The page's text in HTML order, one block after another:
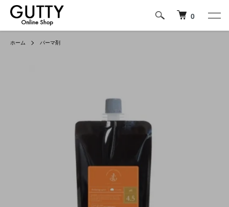
0
ホーム パーマ剤